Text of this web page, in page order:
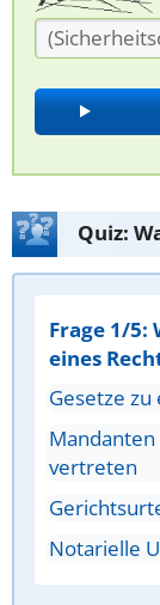
Quiz:
Frage 1/5:
eines
Gesetze zu
vertreten
Notarielle